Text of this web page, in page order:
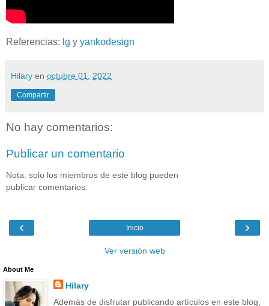
Referencias: lg y yankodesign
Hilary en octubre 01, 2022
Compartir
No hay comentarios:
Publicar un comentario
Nota: solo los miembros de este blog pueden
publicar comentarios.
‹ ›
Inicio
Ver versión web
About Me
Hilary
Además de disfrutar publicando artículos en este blog,